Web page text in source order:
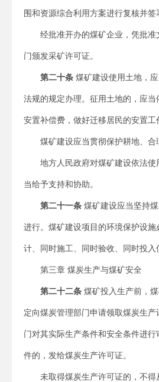
围和资源综合利用方案进行复核并签
经批准开办的煤矿企业，凭批准
门颁发采矿许可证。
第二十条 煤矿建设使用土地，
法规的规定办理。征用土地的，应当
安置补偿费，做好迁移居民的安置工
煤矿建设应当贯彻保护耕地、合
地方人民政府对煤矿建设依法使
当给予支持和协助。
第二十一条 煤矿建设应当坚持
进行。煤矿建设项目的环境保护设
计、同时施工、同时验收、同时投入
第三章 煤炭生产与煤矿安全
第二十二条 煤矿投入生产前，
定向煤炭管理部门申请领取煤炭生
门对其实际生产条件和安全条件进
件的，发给煤炭生产许可证。
未取得煤炭生产许可证的，不得